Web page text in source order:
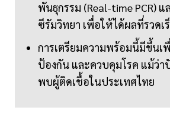
พันธุกรรม (Real-time PCR) แ
ซีรัมวิทยา เพื่อให้ได้ผลที่รวดเ
การเตรียมความพร้อมนี้มีขึ้นเพื่
ป้องกัน และควบคุมโรค แม้ว่า
พบผู้ติดเชื้อในประเทศไทย